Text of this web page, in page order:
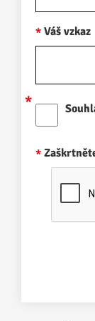
Váš vzkaz